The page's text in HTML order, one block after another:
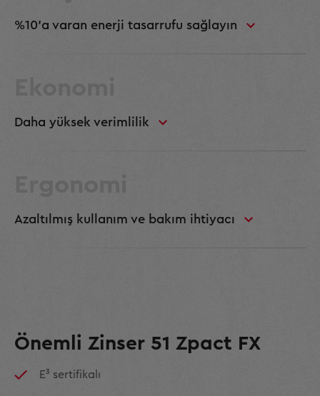
%10’a varan enerji tasarrufu sağlayın
Ekonomi
Daha yüksek verimlilik
Azaltılmış kullanım ve bakım ihtiyacı
Önemli Zinser 51 Zpact FX
E³ sertifikalı